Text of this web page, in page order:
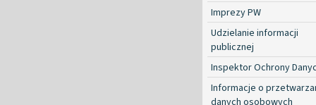
Imprezy PW
Udzielanie informacji
publicznej
Inspektor Ochrony
Informacje o
danych osobowych